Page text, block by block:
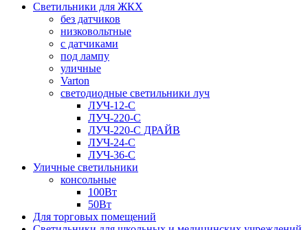
Светильники для ЖКХ
без датчиков
низковольтные
с датчиками
под лампу
уличные
Varton
светодиодные светильники луч
ЛУЧ-12-С
ЛУЧ-220-С
ЛУЧ-220-С ДРАЙВ
ЛУЧ-24-С
ЛУЧ-36-С
Уличные светильники
консольные
100Вт
50Вт
Для торговых помещений